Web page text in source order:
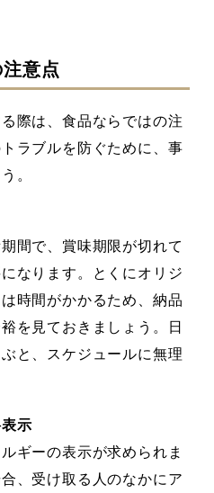
意点
際は、食品ならではの注
ラブルを防ぐために、事
。
間で、賞味期限が切れて
なります。とくにオリジ
時間がかかるため、納品
を見ておきましょう。日
と、スケジュールに無理
示
ギーの表示が求められま
、受け取る人のなかにア